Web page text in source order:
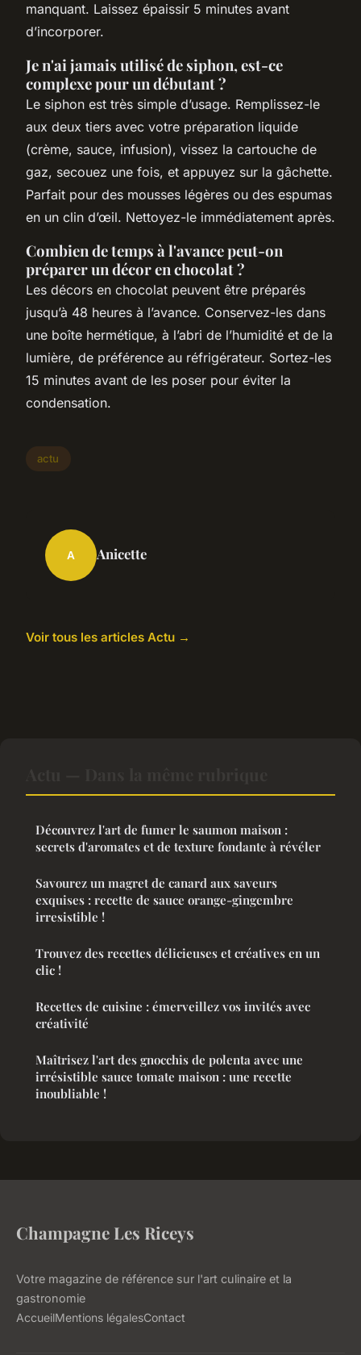
manquant. Laissez épaissir 5 minutes avant
d’incorporer.
Je n'ai jamais utilisé de siphon, est-ce
complexe pour un débutant ?
Le siphon est très simple d’usage. Remplissez-le
aux deux tiers avec votre préparation liquide
(crème, sauce, infusion), vissez la cartouche de
gaz, secouez une fois, et appuyez sur la gâchette.
Parfait pour des mousses légères ou des espumas
en un clin d’œil. Nettoyez-le immédiatement après.
Combien de temps à l'avance peut-on
préparer un décor en chocolat ?
Les décors en chocolat peuvent être préparés
jusqu’à 48 heures à l’avance. Conservez-les dans
une boîte hermétique, à l’abri de l’humidité et de la
lumière, de préférence au réfrigérateur. Sortez-les
15 minutes avant de les poser pour éviter la
condensation.
actu
A Anicette
Voir tous les articles Actu →
Découvrez l'art de fumer le saumon maison :
secrets d'aromates et de texture fondante à révéler
Savourez un magret de canard aux saveurs
exquises : recette de sauce orange-gingembre
irresistible !
Trouvez des recettes délicieuses et créatives en un
clic !
Recettes de cuisine : émerveillez vos invités avec
créativité
Maîtrisez l'art des gnocchis de polenta avec une
irrésistible sauce tomate maison : une recette
inoubliable !
Champagne Les Riceys
Votre magazine de référence sur l'art culinaire et la
gastronomie
AccueilMentions légalesContact